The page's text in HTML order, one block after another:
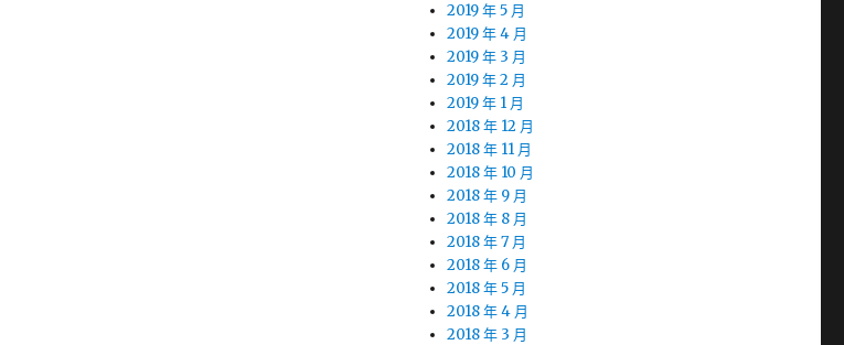
2019 年 5 月
2019 年 4 月
2019 年 3 月
2019 年 2 月
2019 年 1 月
2018 年 12 月
2018 年 11 月
2018 年 10 月
2018 年 9 月
2018 年 8 月
2018 年 7 月
2018 年 6 月
2018 年 5 月
2018 年 4 月
2018 年 3 月